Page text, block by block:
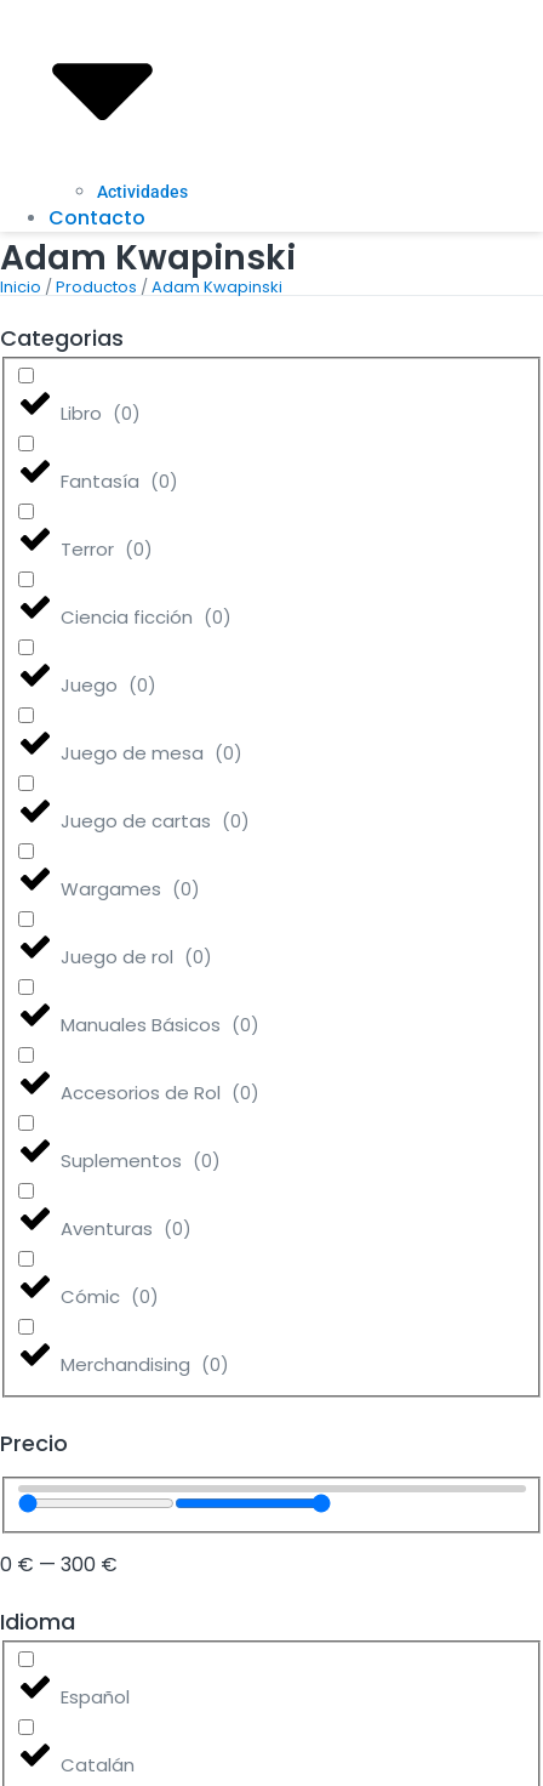
Actividades
Contacto
Adam Kwapinski
Inicio /Productos /Adam Kwapinski
Categorias
Libro (0)
Fantasía (0)
Terror (0)
Ciencia ficción (0)
Juego (0)
Juego de mesa (0)
Juego de cartas (0)
Wargames (0)
Juego de rol (0)
Manuales Básicos (0)
Accesorios de Rol (0)
Suplementos (0)
Aventuras (0)
Cómic (0)
Merchandising (0)
Precio
0 € — 300 €
Idioma
Español
Catalán